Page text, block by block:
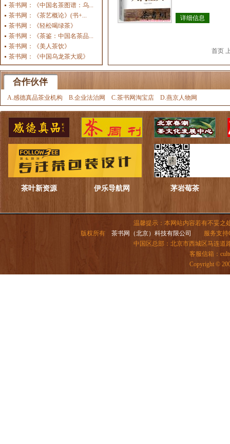
茶书网：《中国名茶图谱：乌...
茶书网：《茶艺概论》(书+...
茶书网：《轻松喝绿茶》
茶书网：《茶鉴：中国名茶品...
茶书网：《美人茶饮》
茶书网：《中国乌龙茶大观》
详细信息
首页
合作伙伴
A.感德真品茶业机构 B.企业法治网 C.茶书网淘宝店 D.燕京人物网
茶叶新资源 伊乐导航网 茅岩莓茶
温馨提示：本网站内容若有不妥之
版权所有茶书网（北京）科技有限公司
服务支持
中国区总部：北京市西城区马连道
客服信箱：
Copyright ©